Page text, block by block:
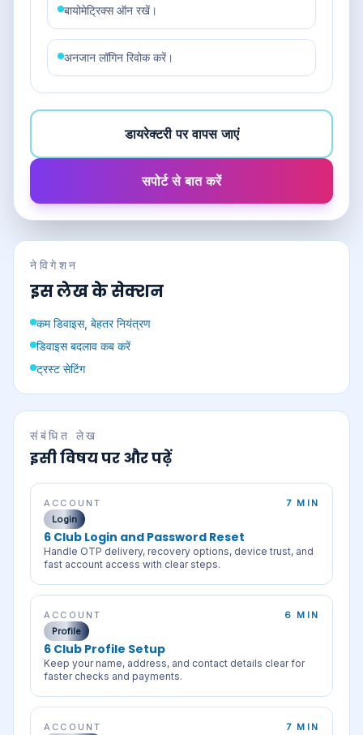
बायोमेट्रिक्स ऑन रखें।
अनजान लॉगिन रिवोक करें।
डायरेक्टरी पर वापस जाएं
सपोर्ट से बात करें
नेविगेशन
इस लेख के सेक्शन
कम डिवाइस, बेहतर नियंत्रण
डिवाइस बदलाव कब करें
ट्रस्ट सेटिंग
संबंधित लेख
इसी विषय पर और पढ़ें
ACCOUNT
7 MIN
Login
6 Club Login and Password Reset
Handle OTP delivery, recovery options, device trust, and
fast account access with clear steps.
ACCOUNT
6 MIN
Profile
6 Club Profile Setup
Keep your name, address, and contact details clear for
faster checks and payments.
ACCOUNT
7 MIN